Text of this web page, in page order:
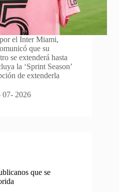
el Inter Miami,
que su
se extenderá hasta
la ‘Sprint Season’
de extenderla
07- 2026
que se